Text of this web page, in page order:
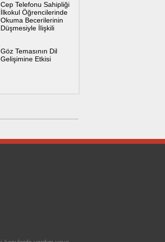
Cep Telefonu Sahipliği
İlkokul Öğrencilerinde
Okuma Becerilerinin
Düşmesiyle İlişkili
Göz Temasının Dil
Gelişimine Etkisi